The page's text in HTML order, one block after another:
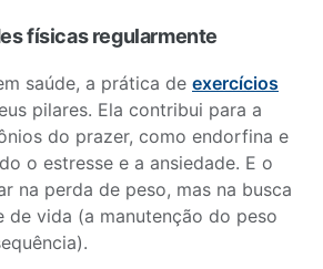
físicas regularmente
saúde, a prática de exercícios
pilares. Ela contribui para a
do prazer, como endorfina e
o estresse e a ansiedade. E o
na perda de peso, mas na busca
de vida (a manutenção do peso